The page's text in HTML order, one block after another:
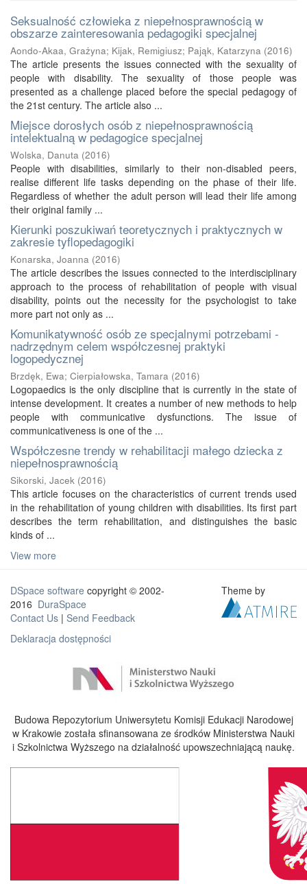
Seksualność człowieka z niepełnosprawnością w
obszarze zainteresowania pedagogiki specjalnej
Aondo-Akaa, Grażyna; Kijak, Remigiusz; Pająk, Katarzyna (2016)
The article presents the issues connected with the sexuality of
people with disability. The sexuality of those people was
presented as a challenge placed before the special pedagogy of
the 21st century. The article also ...
Miejsce dorosłych osób z niepełnosprawnością
intelektualną w pedagogice specjalnej
Wolska, Danuta (2016)
People with disabilities, similarly to their non-disabled peers,
realise different life tasks depending on the phase of their life.
Regardless of whether the adult person will lead their life among
their original family ...
Kierunki poszukiwań teoretycznych i praktycznych w
zakresie tyflopedagogiki
Konarska, Joanna (2016)
The article describes the issues connected to the interdisciplinary
approach to the process of rehabilitation of people with visual
disability, points out the necessity for the psychologist to take
more part not only as ...
Komunikatywność osób ze specjalnymi potrzebami -
nadrzędnym celem współczesnej praktyki
logopedycznej
Brzdęk, Ewa; Cierpiałowska, Tamara (2016)
Logopaedics is the only discipline that is currently in the state of
intense development. It creates a number of new methods to help
people with communicative dysfunctions. The issue of
communicativeness is one of the ...
Współczesne trendy w rehabilitacji małego dziecka z
niepełnosprawnością
Sikorski, Jacek (2016)
This article focuses on the characteristics of current trends used
in the rehabilitation of young children with disabilities. Its first part
describes the term rehabilitation, and distinguishes the basic
kinds of ...
View more
DSpace software copyright © 2002-
2016 DuraSpace
Contact Us | Send Feedback
Deklaracja dostępności
Theme by
Budowa Repozytorium Uniwersytetu Komisji Edukacji Narodowej
w Krakowie została sfinansowana ze środków Ministerstwa Nauki
i Szkolnictwa Wyższego na działalność upowszechniającą naukę.